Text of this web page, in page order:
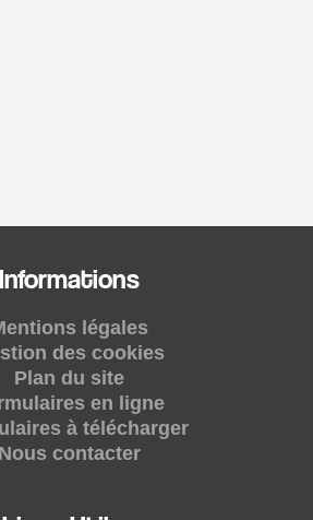
Informations
légales
des cookies
Plan du site
en ligne
à télécharger
Nous contacter